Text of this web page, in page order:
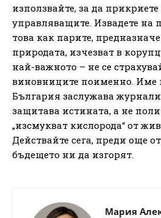
използвайте, за да
управляващите. Извадете на
това как парите,
природата, изчезват в
най-важното – не се
виновниците поименно. Име
България заслужава
защитава истината, а не
„изсмукват кислорода“ от
Действайте сега, преди още
бъдещето ни да изгорят.
Мария